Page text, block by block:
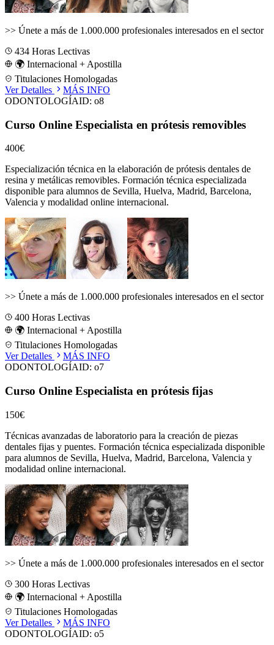
>> Únete a más de 1.000.000 profesionales interesados en el sector
434 Horas Lectivas
🌍 Internacional + Apostilla
Titulaciones Homologadas
Ver Detalles
MÁS INFO
ODONTOLOGÍAID: o8
Curso Online Especialista en prótesis removibles
400€
Especialización técnica en la elaboración de prótesis dentales de
resina y metálicas removibles. Formación técnica especializada
disponible para alumnos de Sevilla, Huelva, Madrid, Barcelona,
Valencia y modalidad online internacional.
>> Únete a más de 1.000.000 profesionales interesados en el sector
400 Horas Lectivas
🌍 Internacional + Apostilla
Titulaciones Homologadas
Ver Detalles
MÁS INFO
ODONTOLOGÍAID: o7
Curso Online Especialista en prótesis fijas
150€
Técnicas avanzadas de laboratorio para la creación de piezas
dentales fijas y puentes. Formación técnica especializada disponible
para alumnos de Sevilla, Huelva, Madrid, Barcelona, Valencia y
modalidad online internacional.
>> Únete a más de 1.000.000 profesionales interesados en el sector
300 Horas Lectivas
🌍 Internacional + Apostilla
Titulaciones Homologadas
Ver Detalles
MÁS INFO
ODONTOLOGÍAID: o5